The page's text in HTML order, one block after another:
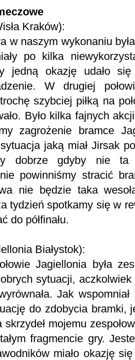
Kraków):
w naszym wykonaniu
po kilka
jedną okazję udało
W drugiej
szybciej piłką na
Było kilka fajnych
zagrożenie bramce
jaką miał Jirsak
dobrze gdyby nie
powinniśmy stracić
nie będzie taka
tydzień spotkamy się w
do półfinału.
Białystok):
Jagiellonia była
sytuacji,
Jak
do zdobycia bramki,
skrzydeł mojemu
fragmencie gry.
miało okazję